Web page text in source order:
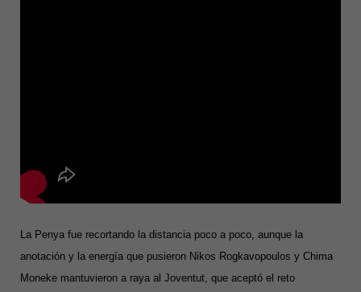
La Penya fue recortando la distancia poco a poco, aunque la
anotación y la energía que pusieron Nikos Rogkavopoulos y Chima
Moneke mantuvieron a raya al Joventut, que aceptó el reto